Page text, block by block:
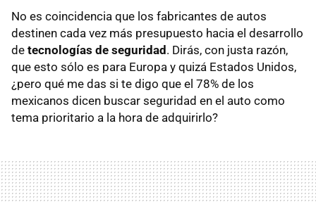
No es coincidencia que los fabricantes de autos
destinen cada vez más presupuesto hacia el desarrollo
de tecnologías de seguridad. Dirás, con justa razón,
que esto sólo es para Europa y quizá Estados Unidos,
¿pero qué me das si te digo que el 78% de los
mexicanos dicen buscar seguridad en el auto como
tema prioritario a la hora de adquirirlo?